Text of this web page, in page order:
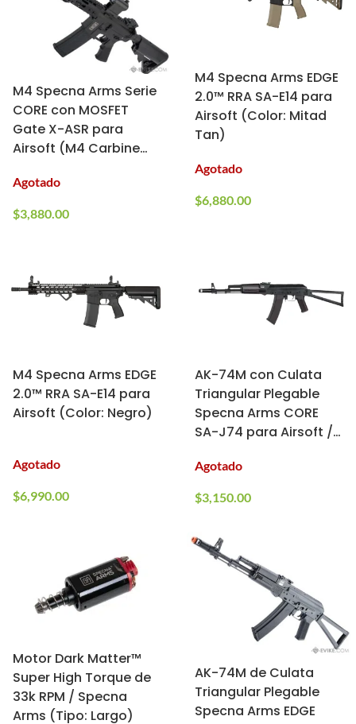
M4 Specna Arms Serie
CORE con MOSFET
Gate X-ASR para
Airsoft (M4 Carbine
Negro)
Agotado
$3,880.00
M4 Specna Arms EDGE
2.0™ RRA SA-E14 para
Airsoft (Color: Mitad
Tan)
Agotado
$6,880.00
M4 Specna Arms EDGE
2.0™ RRA SA-E14 para
Airsoft (Color: Negro)
Agotado
$6,990.00
AK-74M con Culata
Triangular Plegable
Specna Arms CORE
SA-J74 para Airsoft /
Ciruela)
Agotado
$3,150.00
Motor Dark Matter™
Super High Torque de
33k RPM / Specna
Arms (Tipo: Largo)
AK-74M de Culata
Triangular Plegable
Specna Arms EDGE